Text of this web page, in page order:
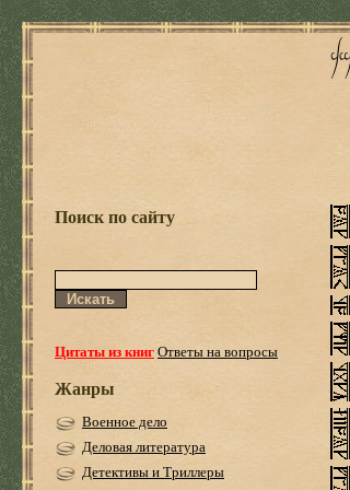
Поиск по сайту
Цитаты из книгОтветы на вопросы
Жанры
Военное дело
Деловая литература
Детективы и Триллеры